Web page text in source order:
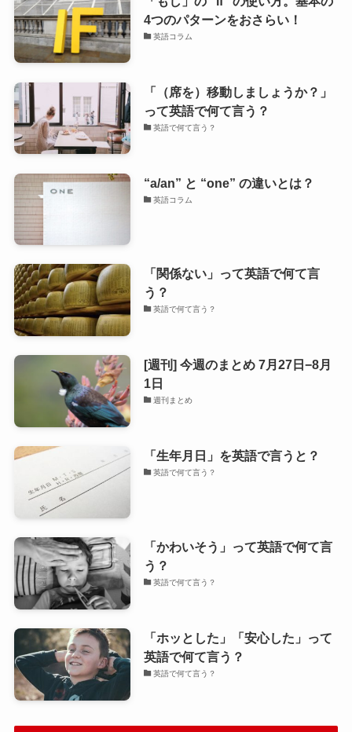
4つのパターンをおさらい！
英語コラム
「（席を）移動しましょうか？」
って英語で何て言う？
英語で何て言う？
“a/an” と “one” の違いとは？
英語コラム
「関係ない」って英語で何て言
う？
英語で何て言う？
[週刊] 今週のまとめ 7月27日−8月
1日
週刊まとめ
「生年月日」を英語で言うと？
英語で何て言う？
「かわいそう」って英語で何て言
う？
英語で何て言う？
「ホッとした」「安心した」って
英語で何て言う？
英語で何て言う？